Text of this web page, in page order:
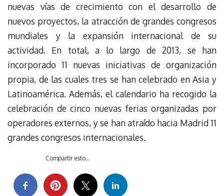
nuevas vías de crecimiento con el desarrollo de
nuevos proyectos, la atracción de grandes congresos
mundiales y la expansión internacional de su
actividad. En total, a lo largo de 2013, se han
incorporado 11 nuevas iniciativas de organización
propia, de las cuales tres se han celebrado en Asia y
Latinoamérica. Además, el calendario ha recogido la
celebración de cinco nuevas ferias organizadas por
operadores externos, y se han atraído hacia Madrid 11
grandes congresos internacionales.
Compartir esto...